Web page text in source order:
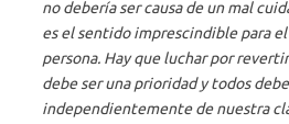
no debería ser causa de un mal
es el sentido imprescindible para
persona. Hay que luchar por
debe ser una prioridad y todos
independientemente de nuestra